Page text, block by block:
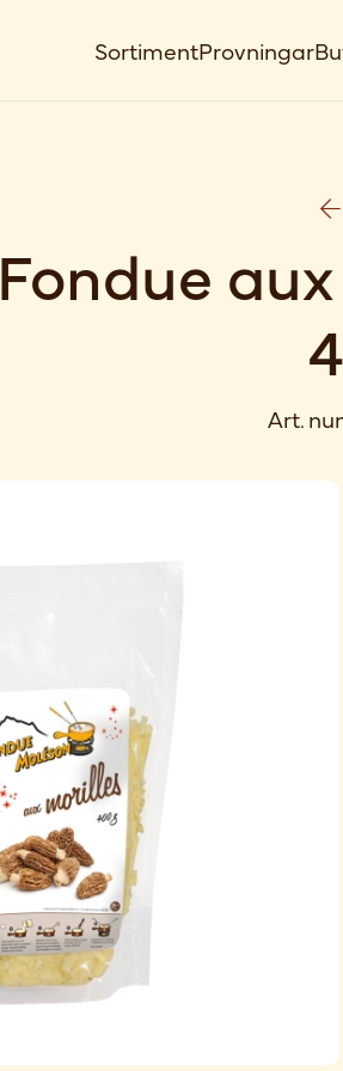
SortimentProvningar
Fondue
Art.